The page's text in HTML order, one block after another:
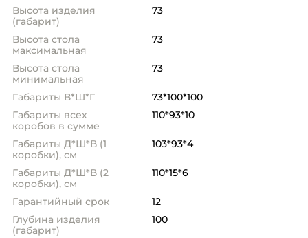
Высота изделия
(габарит)
73
Высота стола
максимальная
73
Высота стола
минимальная
73
Габариты В*Ш*Г
73*100*100
Габариты всех
коробов в сумме
110*93*10
Габариты Д*Ш*В (1
коробки), см
103*93*4
Габариты Д*Ш*В (2
коробки), см
110*15*6
Гарантийный срок
12
Глубина изделия
(габарит)
100